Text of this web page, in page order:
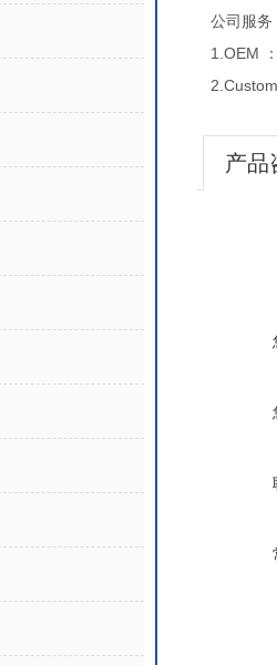
公司服务
1.OEM
产品